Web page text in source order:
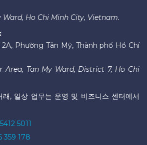
Ward, Ho Chi Minh City, Vietnam.
Phường Tân Mỹ, Thành phố Hồ Chí
Area, Tan My Ward, District 7, Ho Chi
래, 일상 업무는 운영 및 비즈니스 센터에서
5011
359 178